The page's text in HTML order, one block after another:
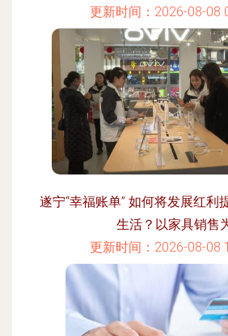
更新时间：2026-08-08
遂宁“幸福账单” 如何将发展红利
生活？以家具销售
更新时间：2026-08-08